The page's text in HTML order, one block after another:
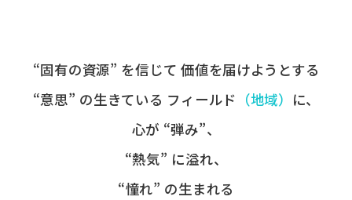
“固有の​資源” を​信じて 価値を​届けようとする​
“意思” の​生きている フィールド ​（地域） に、
心が​ “弾み”、
“熱気” に​溢れ、
“憧れ” の​生まれる